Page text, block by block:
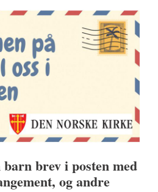
brev i posten med
og andre